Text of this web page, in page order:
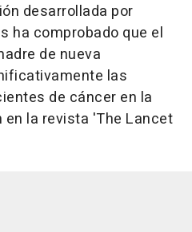
desarrollada por
ha comprobado que el
de nueva
las
de cáncer en la
en la revista 'The Lancet